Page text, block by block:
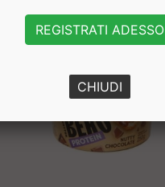
REGISTRATI ADESSO
CHIUDI